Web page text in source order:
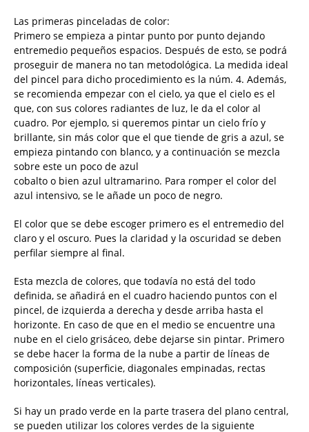
Las primeras pinceladas de color:
Primero se empieza a pintar punto por punto dejando
entremedio pequeños espacios. Después de esto, se podrá
proseguir de manera no tan metodológica. La medida ideal
del pincel para dicho procedimiento es la núm. 4. Además,
se recomienda empezar con el cielo, ya que el cielo es el
que, con sus colores radiantes de luz, le da el color al
cuadro. Por ejemplo, si queremos pintar un cielo frío y
brillante, sin más color que el que tiende de gris a azul, se
empieza pintando con blanco, y a continuación se mezcla
sobre este un poco de azul
cobalto o bien azul ultramarino. Para romper el color del
azul intensivo, se le añade un poco de negro.
El color que se debe escoger primero es el entremedio del
claro y el oscuro. Pues la claridad y la oscuridad se deben
perfilar siempre al final.
Esta mezcla de colores, que todavía no está del todo
definida, se añadirá en el cuadro haciendo puntos con el
pincel, de izquierda a derecha y desde arriba hasta el
horizonte. En caso de que en el medio se encuentre una
nube en el cielo grisáceo, debe dejarse sin pintar. Primero
se debe hacer la forma de la nube a partir de líneas de
composición (superficie, diagonales empinadas, rectas
horizontales, líneas verticales).
Si hay un prado verde en la parte trasera del plano central,
se pueden utilizar los colores verdes de la siguiente